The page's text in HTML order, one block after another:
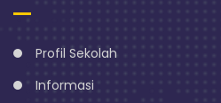
Profil Sekolah
Informasi